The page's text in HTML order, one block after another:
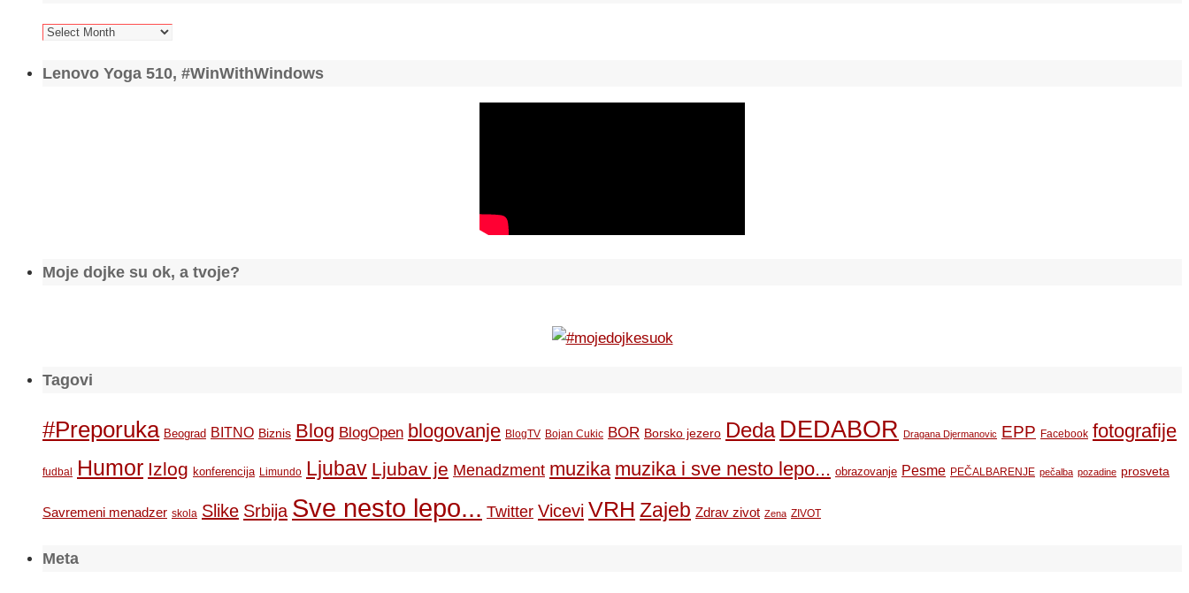
Arhiva
Lenovo Yoga 510, #WinWithWindows
Moje dojke su ok, a tvoje?
Tagovi
#Preporuka Beograd BITNO Biznis Blog BlogOpen blogovanje BlogTV Bojan Cukic BOR Borsko jezero Deda DEDABOR Dragana Djermanovic EPP Facebook fotografije
fudbal Humor Izlog konferencija Limundo Ljubav Ljubav je Menadzment muzika muzika i sve nesto lepo... obrazovanje Pesme PEČALBARENJE pečalba pozadine prosveta
Savremeni menadzer skola Slike Srbija Sve nesto lepo... Twitter Vicevi VRH Zajeb Zdrav zivot Zena ZIVOT
Meta